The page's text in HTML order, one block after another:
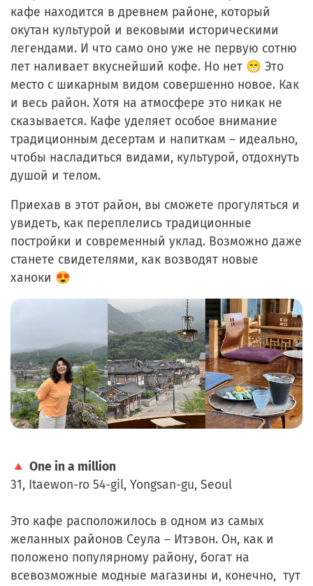
кафе находится в древнем районе, который
окутан культурой и вековыми историческими
легендами. И что само оно уже не первую сотню
лет наливает вкуснейший кофе. Но нет 😁 Это
место с шикарным видом совершенно новое. Как
и весь район. Хотя на атмосфере это никак не
сказывается. Кафе уделяет особое внимание
традиционным десертам и напиткам – идеально,
чтобы насладиться видами, культурой, отдохнуть
душой и телом.
Приехав в этот район, вы сможете прогуляться и
увидеть, как переплелись традиционные
постройки и современный уклад. Возможно даже
станете свидетелями, как возводят новые
ханоки 😍
🔺 One in a million
31, Itaewon-ro 54-gil, Yongsan-gu, Seoul
Это кафе расположилось в одном из самых
желанных районов Сеула – Итэвон. Он, как и
положено популярному району, богат на
всевозможные модные магазины и, конечно, тут